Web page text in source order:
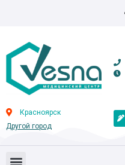
Красноярск
Другой город